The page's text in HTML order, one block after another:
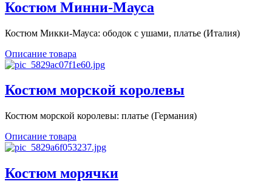
Костюм Минни-Мауса
Костюм Микки-Мауса: ободок с ушами, платье (Италия)
Описание товара
Костюм морской королевы
Костюм морской королевы: платье (Германия)
Описание товара
Костюм морячки